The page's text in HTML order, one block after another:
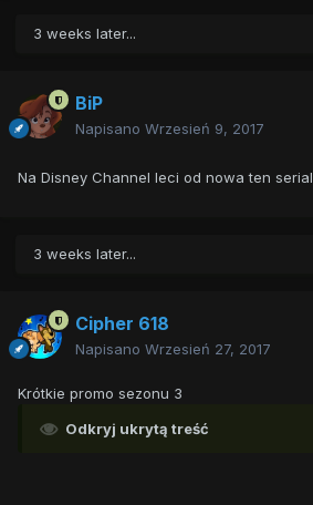
3 weeks later...
BiP
Napisano Wrzesień 9, 2017
Na Disney Channel leci od nowa ten serial
3 weeks later...
Cipher 618
Napisano Wrzesień 27, 2017
Krótkie promo sezonu 3
Odkryj ukrytą treść